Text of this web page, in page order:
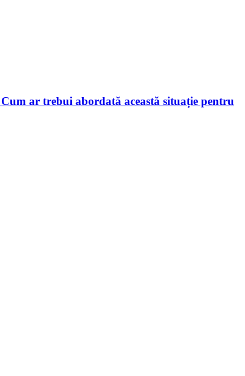
ar trebui abordată această situație pentru